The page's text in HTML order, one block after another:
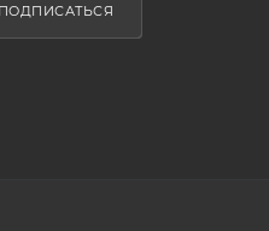
ПОДПИСАТЬСЯ